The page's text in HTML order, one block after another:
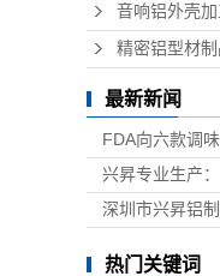
音响铝外壳加
精密铝型材制
最新新闻
FDA向六款调
热门关键词